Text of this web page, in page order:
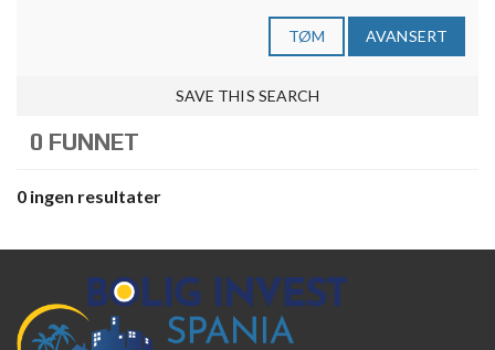
TØM AVANSERT
SAVE THIS SEARCH
0 FUNNET
0 ingen resultater